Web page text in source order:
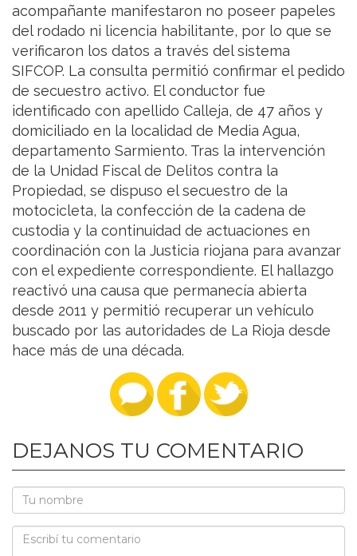
acompañante manifestaron no poseer papeles
del rodado ni licencia habilitante, por lo que se
verificaron los datos a través del sistema
SIFCOP. La consulta permitió confirmar el pedido
de secuestro activo. El conductor fue
identificado con apellido Calleja, de 47 años y
domiciliado en la localidad de Media Agua,
departamento Sarmiento. Tras la intervención
de la Unidad Fiscal de Delitos contra la
Propiedad, se dispuso el secuestro de la
motocicleta, la confección de la cadena de
custodia y la continuidad de actuaciones en
coordinación con la Justicia riojana para avanzar
con el expediente correspondiente. El hallazgo
reactivó una causa que permanecía abierta
desde 2011 y permitió recuperar un vehículo
buscado por las autoridades de La Rioja desde
hace más de una década.
DEJANOS TU COMENTARIO